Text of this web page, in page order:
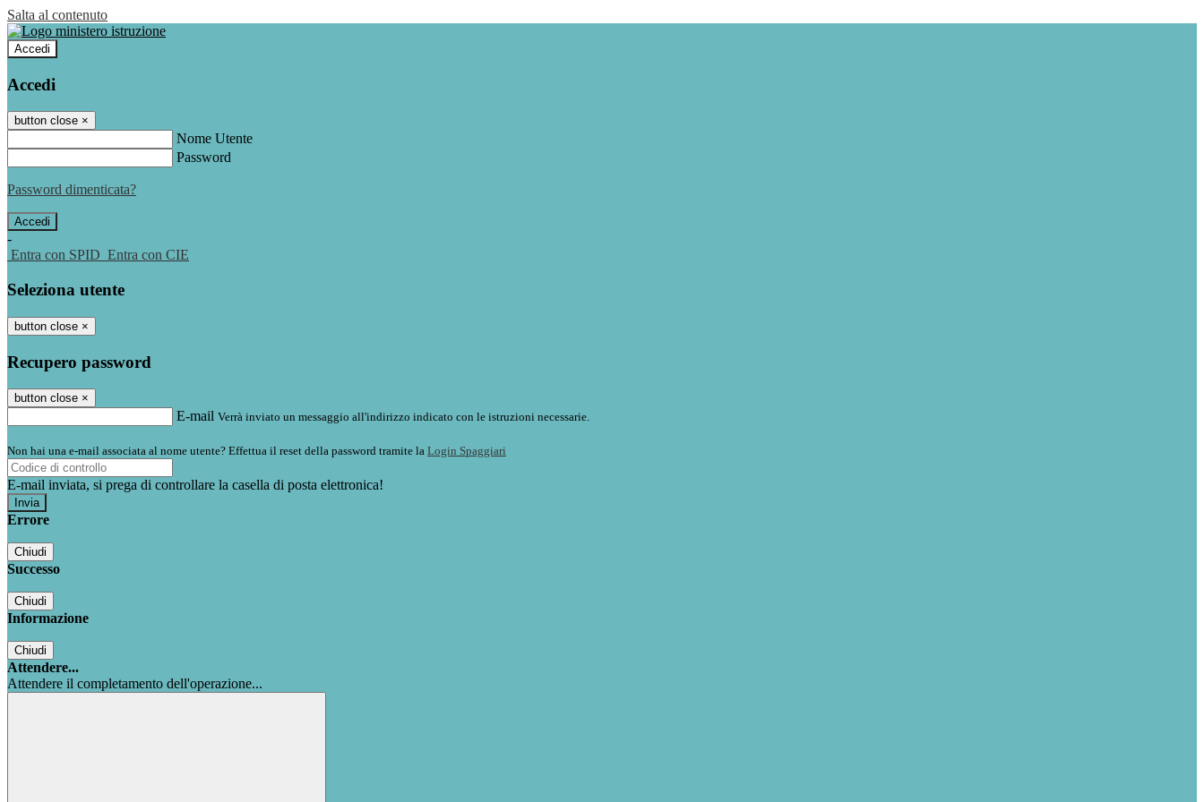
Salta al contenuto
Accedi
Accedi
button close ×
Nome Utente
Password
Password dimenticata?
-
Entra con SPID Entra con CIE
Seleziona utente
button close ×
Recupero password
button close ×
E-mail Verrà inviato un messaggio all'indirizzo indicato con le istruzioni necessarie.
Non hai una e-mail associata al nome utente? Effettua il reset della password tramite la Login Spaggiari
E-mail inviata, si prega di controllare la casella di posta elettronica!
Errore
Chiudi
Successo
Chiudi
Informazione
Chiudi
Attendere...
Attendere il completamento dell'operazione...